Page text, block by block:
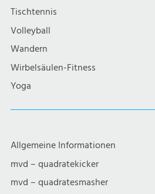
Tischtennis
Volleyball
Wandern
Wirbelsäulen-Fitness
Yoga
Allgemeine Informationen
mvd – quadratekicker
mvd – quadratesmasher